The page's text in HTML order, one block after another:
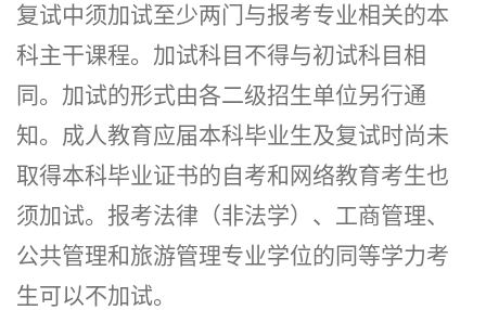
复试中须加试至少两门与报考专业相关的本
科主干课程。加试科目不得与初试科目相
同。加试的形式由各二级招生单位另行通
知。成人教育应届本科毕业生及复试时尚未
取得本科毕业证书的自考和网络教育考生也
须加试。 报考法律（非法学）、工商管理、
公共管理和旅游管理专业学位的同等学力考
生可以不加试。